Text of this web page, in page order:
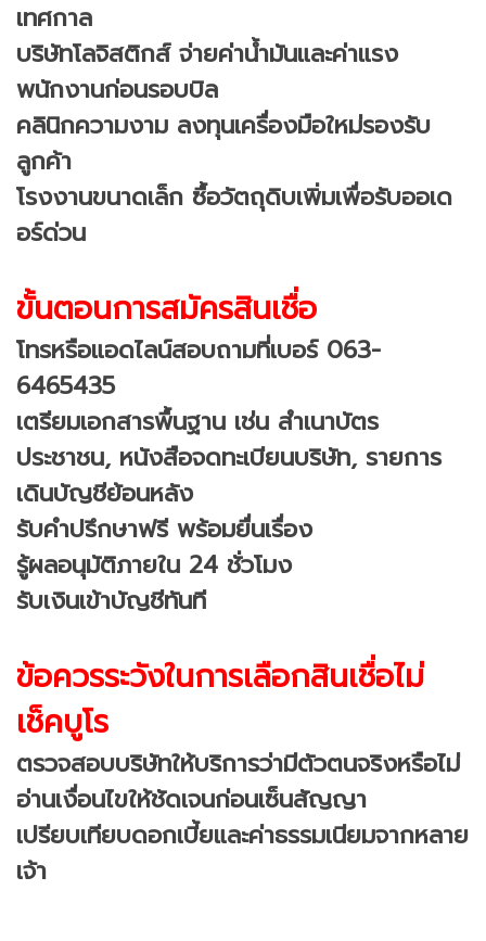
เทศกาล
บริษัทโลจิสติกส์ จ่ายค่าน้ำมันและค่าแรง
พนักงานก่อนรอบบิล
คลินิกความงาม ลงทุนเครื่องมือใหม่รองรับ
ลูกค้า
โรงงานขนาดเล็ก ซื้อวัตถุดิบเพิ่มเพื่อรับออเด
อร์ด่วน
ขั้นตอนการสมัครสินเชื่อ
โทรหรือแอดไลน์สอบถามที่เบอร์ 063-
6465435
เตรียมเอกสารพื้นฐาน เช่น สำเนาบัตร
ประชาชน, หนังสือจดทะเบียนบริษัท, รายการ
เดินบัญชีย้อนหลัง
รับคำปรึกษาฟรี พร้อมยื่นเรื่อง
รู้ผลอนุมัติภายใน 24 ชั่วโมง
รับเงินเข้าบัญชีทันที
ข้อควรระวังในการเลือกสินเชื่อไม่
เช็คบูโร
ตรวจสอบบริษัทให้บริการว่ามีตัวตนจริงหรือไม่
อ่านเงื่อนไขให้ชัดเจนก่อนเซ็นสัญญา
เปรียบเทียบดอกเบี้ยและค่าธรรมเนียมจากหลาย
เจ้า